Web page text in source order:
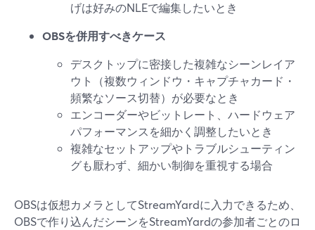
げは好みのNLEで編集したいとき
OBSを併用すべきケース
デスクトップに密接した複雑なシーンレイア
ウト（複数ウィンドウ・キャプチャカード・
頻繁なソース切替）が必要なとき
エンコーダーやビットレート、ハードウェア
パフォーマンスを細かく調整したいとき
複雑なセットアップやトラブルシューティン
グも厭わず、細かい制御を重視する場合
OBSは仮想カメラとしてStreamYardに入力できるため、
OBSで作り込んだシーンをStreamYardの参加者ごとのロ